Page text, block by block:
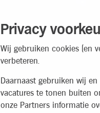
Privacy
Wij gebruiken cookies (en
verbeteren.
Daarnaast gebruiken wij en
vacatures te tonen buiten
onze Partners informatie